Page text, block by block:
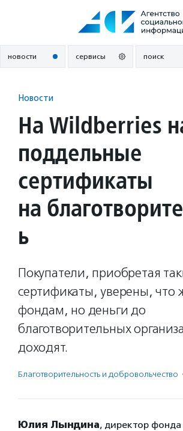
новости сервисы поиск
Новости
На Wildberries
поддельные
сертификаты
на
ь
Покупатели, приобретая
сертификаты, уверены, что
фондам, но деньги до
благотворительных
доходят.
Благотвори­тель­ность и доброволь­чест­во
Юлия Лындина, директор